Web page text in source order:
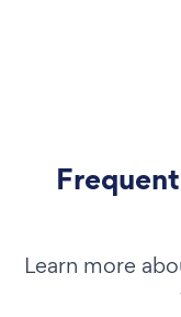
Learn more